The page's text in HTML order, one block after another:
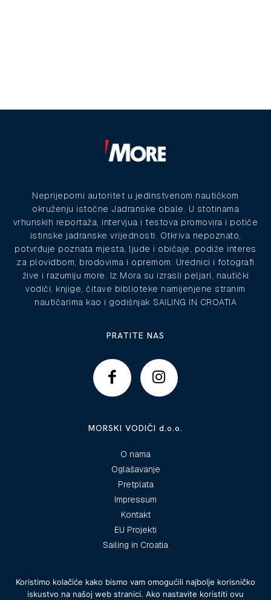
Neprijeporni autoritet u jedinstvenom nautičkom
okruženju istočne Jadranske obale. U stotinama
vrhunskih reportaža, intervjua i testova promovira i potiče
istinske jadranske vrijednosti. Otkriva nepoznato,
potvrđuje poznata mjesta, ljude i običaje, podiže interes
za plovidbom, brodovima i opremom. Urednici i fotografi
žive i razumiju more. Iz Mora su izrasli peljari, nautički
vodiči, knjige, čitave biblioteke namijenjene stranim
nautičarima kao i godišnjak SAILING IN CROATIA
PRATITE NAS
MORSKI VODIČI d.o.o.
O nama
Oglašavanje
Pretplata
Impressum
Kontakt
EU Projekti
Sailing in Croatia
© 2025 Morski vodiči
Koristimo kolačiće kako bismo vam omogućili najbolje korisničko
iskustvo na našoj web stranici. Ako nastavite koristiti ovu